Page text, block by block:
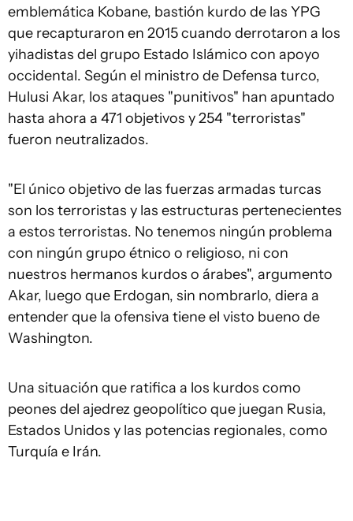
emblemática Kobane, bastión kurdo de las YPG
que recapturaron en 2015 cuando derrotaron a los
yihadistas del grupo Estado Islámico con apoyo
occidental. Según el ministro de Defensa turco,
Hulusi Akar, los ataques "punitivos" han apuntado
hasta ahora a 471 objetivos y 254 "terroristas"
fueron neutralizados.
"El único objetivo de las fuerzas armadas turcas
son los terroristas y las estructuras pertenecientes
a estos terroristas. No tenemos ningún problema
con ningún grupo étnico o religioso, ni con
nuestros hermanos kurdos o árabes", argumento
Akar, luego que Erdogan, sin nombrarlo, diera a
entender que la ofensiva tiene el visto bueno de
Washington.
Una situación que ratifica a los kurdos como
peones del ajedrez geopolítico que juegan Rusia,
Estados Unidos y las potencias regionales, como
Turquía e Irán.